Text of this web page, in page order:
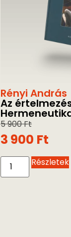
Rényi András
Az
5 900Ft
3 900 Ft
Részletek